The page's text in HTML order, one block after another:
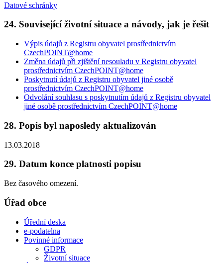
Datové schránky
24. Související životní situace a návody, jak je řešit
Výpis údajů z Registru obyvatel prostřednictvím
CzechPOINT@home
Změna údajů při zjištění nesouladu v Registru obyvatel
prostřednictvím CzechPOINT@home
Poskytnutí údajů z Registru obyvatel jiné osobě
prostřednictvím CzechPOINT@home
Odvolání souhlasu s poskytnutím údajů z Registru obyvatel
jiné osobě prostřednictvím CzechPOINT@home
28. Popis byl naposledy aktualizován
13.03.2018
29. Datum konce platnosti popisu
Bez časového omezení.
Úřad obce
Úřední deska
e-podatelna
Povinné informace
GDPR
Životní situace